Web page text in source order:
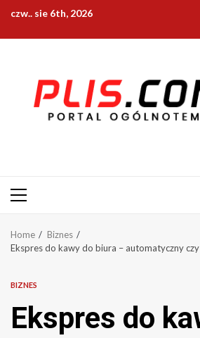
content
czw.. sie 6th, 2026
Primary
Home
Biznes
Ekspres do kawy do biura – automatyczny
BIZNES
Ekspres do